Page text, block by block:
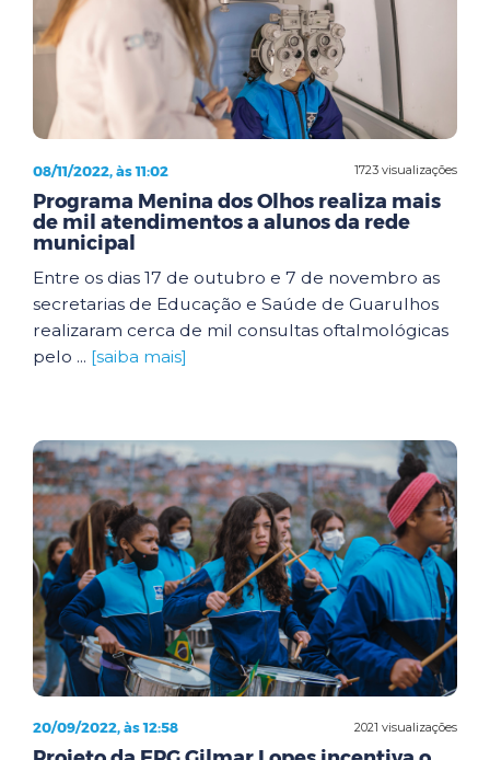
1723 visualizações
08/11/2022, às 11:02
Programa Menina dos Olhos realiza mais
de mil atendimentos a alunos da rede
municipal
Entre os dias 17 de outubro e 7 de novembro as
secretarias de Educação e Saúde de Guarulhos
realizaram cerca de mil consultas oftalmológicas
pelo ... [saiba mais]
2021 visualizações
20/09/2022, às 12:58